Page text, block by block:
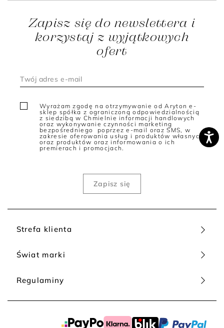
Strefa klienta
Świat marki
Regulaminy
Zapisz się do newslettera i
korzystaj z wyjątkowych
ofert
Wyrażam zgodę na otrzymywanie od Aryton e-
sklep spółka z ograniczoną odpowiedzialnością
z siedzibą w Chmielnie informacji handlowych
oraz wykonywanie czynności marketing
bezpośredniego poprzez e-mail oraz SMS, w
zakresie oferowania usług i produktów własnych
oraz produktów oraz informowania o ich
premierach i promocjach.